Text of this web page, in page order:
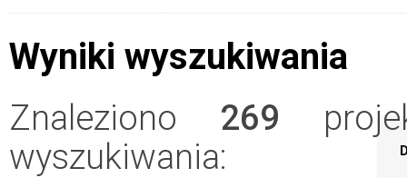
Wyniki wyszukiwania
Znaleziono 269
wyszukiwania: